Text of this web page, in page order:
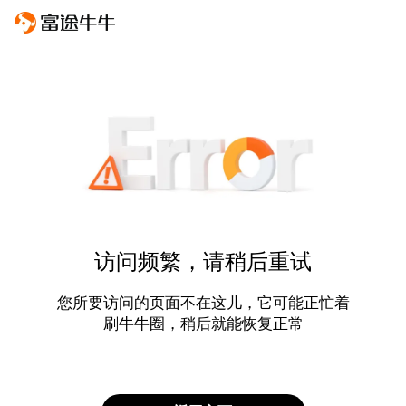
访问频繁，请稍后重试
您所要访问的页面不在这儿，它可能正忙着
刷牛牛圈，稍后就能恢复正常